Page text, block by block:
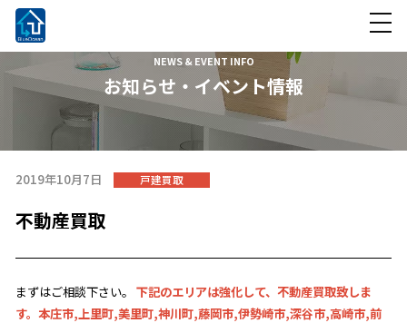
NEWS & EVENT INFO
お知らせ・イベント情報
2019年10月7日 戸建買取
不動産買取
まずはご相談下さい。 下記のエリアは強化して、不動産買取致しま
す。本庄市,上里町,美里町,神川町,藤岡市,伊勢崎市,深谷市,高崎市,前